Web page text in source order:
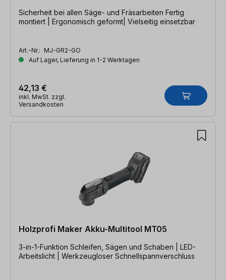
Sicherheit bei allen Säge- und Fräsarbeiten Fertig
montiert | Ergonomisch geformt| Vielseitig einsetzbar
Art.-Nr.: MJ-GR2-GO
Auf Lager, Lieferung in 1-2 Werktagen
42,13 €
inkl. MwSt. zzgl.
Versandkosten
Holzprofi Maker Akku-Multitool MT05
3-in-1-Funktion Schleifen, Sägen und Schaben | LED-
Arbeitslicht | Werkzeugloser Schnellspannverschluss